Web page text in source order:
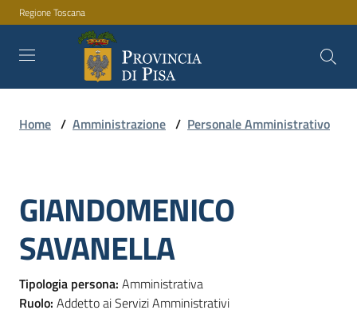
Vai al contenuto
Vai alla navigazione
Vai al footer
Regione Toscana
Amministrazione
Servizi
Novità
Home / Amministrazione / Personale Amministrativo
Salta al contenuto
GIANDOMENICO
SAVANELLA
Tipologia persona: Amministrativa
Ruolo: Addetto ai Servizi Amministrativi